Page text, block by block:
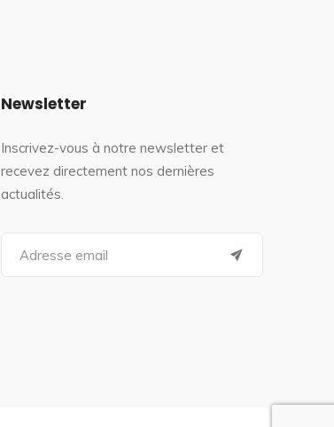
Newsletter
Inscrivez-vous à notre newsletter et
recevez directement nos dernières
actualités.
a